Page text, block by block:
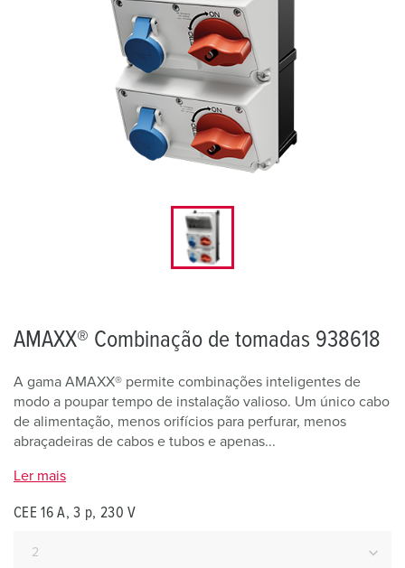
AMAXX® Combinação de tomadas 938618
A gama AMAXX® permite combinações inteligentes de
modo a poupar tempo de instalação valioso. Um único cabo
de alimentação, menos orifícios para perfurar, menos
abraçadeiras de cabos e tubos e apenas...
Ler mais
CEE 16 A, 3 p, 230 V